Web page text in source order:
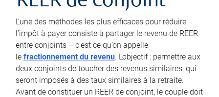
L’une des méthodes les plus efficaces pour réduire
l’impôt à payer consiste à partager le revenu de REER
entre conjoints – c’est ce qu’on appelle
le fractionnement du revenu. L’objectif : permettre aux
deux conjoints de toucher des revenus similaires, qui
seront imposés à des taux similaires à la retraite.
Avant de constituer un REER de conjoint, le couple doit